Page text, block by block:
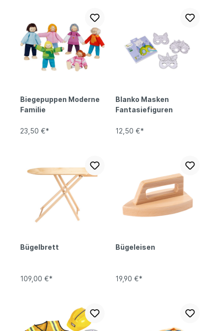
Biegepuppen Moderne
Familie
23,50 €*
Blanko Masken
Fantasiefiguren
12,50 €*
Bügelbrett
109,00 €*
Bügeleisen
19,90 €*